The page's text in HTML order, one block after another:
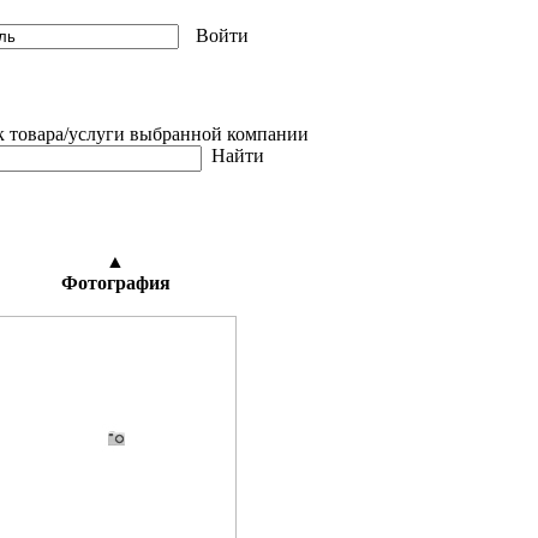
Войти
услуги выбранной компании
Найти
▲
Фотография